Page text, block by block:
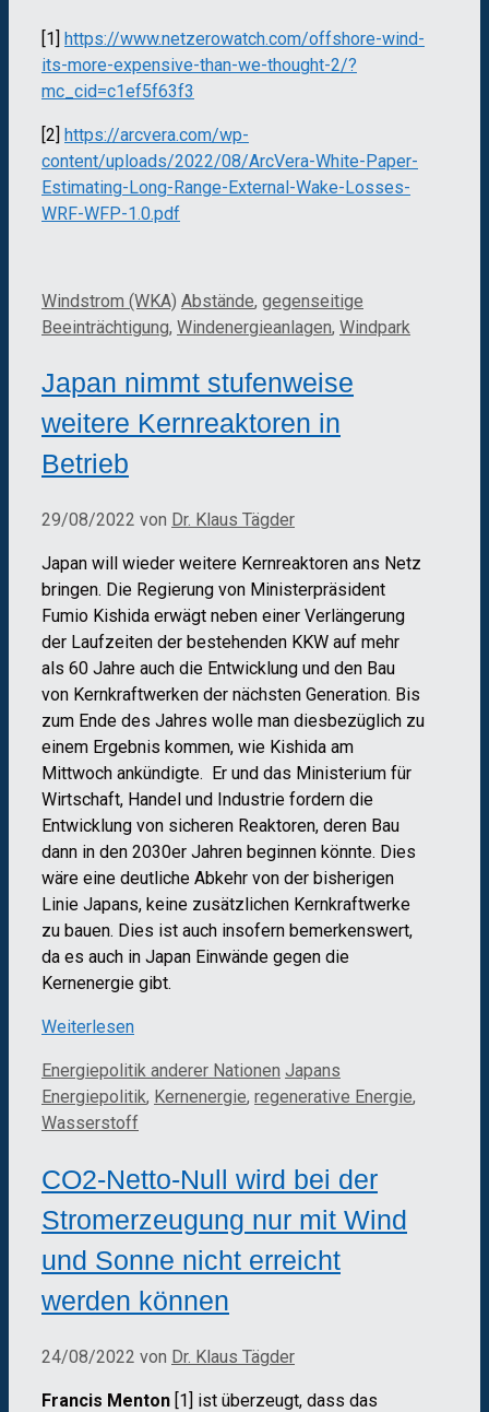
[1] https://www.netzerowatch.com/offshore-wind-
its-more-expensive-than-we-thought-2/?
mc_cid=c1ef5f63f3
[2] https://arcvera.com/wp-
content/uploads/2022/08/ArcVera-White-Paper-
Estimating-Long-Range-External-Wake-Losses-
WRF-WFP-1.0.pdf
Kategorien
Windstrom (WKA) Schlagwörter
Abstände, gegenseitige
Beeinträchtigung, Windenergieanlagen, Windpark
Japan nimmt stufenweise
weitere Kernreaktoren in
Betrieb
29/08/2022 von Dr. Klaus Tägder
Japan will wieder weitere Kernreaktoren ans Netz
bringen. Die Regierung von Ministerpräsident
Fumio Kishida erwägt neben einer Verlängerung
der Laufzeiten der bestehenden KKW auf mehr
als 60 Jahre auch die Entwicklung und den Bau
von Kernkraftwerken der nächsten Generation. Bis
zum Ende des Jahres wolle man diesbezüglich zu
einem Ergebnis kommen, wie Kishida am
Mittwoch ankündigte. Er und das Ministerium für
Wirtschaft, Handel und Industrie fordern die
Entwicklung von sicheren Reaktoren, deren Bau
dann in den 2030er Jahren beginnen könnte. Dies
wäre eine deutliche Abkehr von der bisherigen
Linie Japans, keine zusätzlichen Kernkraftwerke
zu bauen. Dies ist auch insofern bemerkenswert,
da es auch in Japan Einwände gegen die
Kernenergie gibt.
Weiterlesen
Kategorien
Energiepolitik anderer Nationen Schlagwörter
Japans
Energiepolitik, Kernenergie, regenerative Energie,
Wasserstoff
CO2-Netto-Null wird bei der
Stromerzeugung nur mit Wind
und Sonne nicht erreicht
werden können
24/08/2022 von Dr. Klaus Tägder
Francis Menton [1] ist überzeugt, dass das